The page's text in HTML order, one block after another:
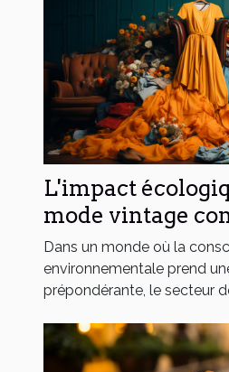
L'impact
mode vintage
fast-fashion
Dans un monde où la
environnementale prend
prépondérante, le secteur